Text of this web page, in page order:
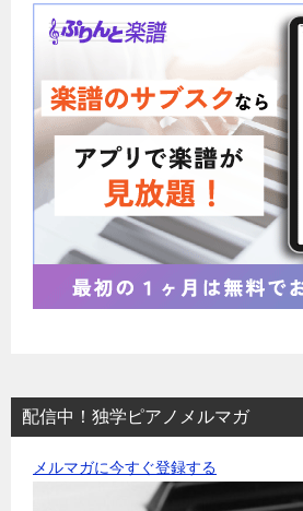
配信中！独学ピアノメルマガ
メルマガに今すぐ登録する